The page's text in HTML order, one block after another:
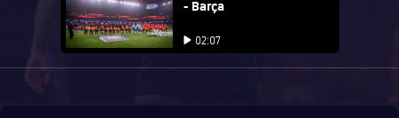
Iniciar vídeo
- Barça
Iniciar vídeo
02:07